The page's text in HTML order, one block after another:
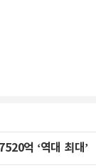
억 ‘역대 최대’